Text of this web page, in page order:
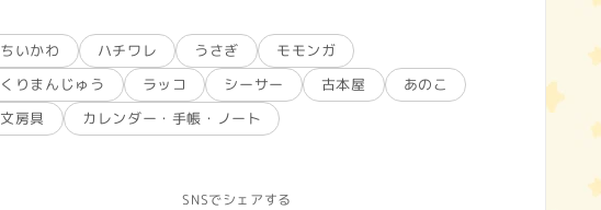
ちいかわ ハチワレ うさぎ
モモンガ
くりまんじゅう
ラッコ シーサー 古本屋
あのこ
文房具
カレンダー・手帳・ノート
SNSでシェアする